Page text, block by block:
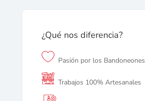
¿Qué nos diferencia?
Pasión por los Bandoneones
Trabajos 100% Artesanales